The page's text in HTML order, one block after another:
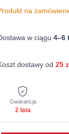
na
w ciągu 4–6
dostawy od 25
Gwarancja
2 lata